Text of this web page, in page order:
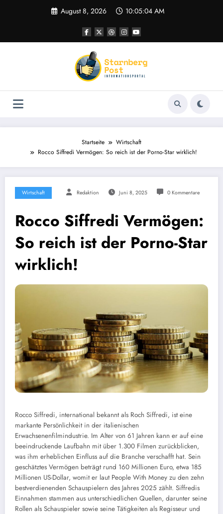
August 8, 2026 10:05:04 AM
Startseite
Wirtschaft
Rocco Siffredi Vermögen: So reich ist der Porno-Star wirklich!
Wirtschaft Redaktion Juni 8, 2025 0 Kommentare
Rocco Siffredi Vermögen:
So reich ist der Porno-Star
wirklich!
Rocco Siffredi, international bekannt als Roch Siffredi, ist eine
markante Persönlichkeit in der italienischen
Erwachsenenfilmindustrie. Im Alter von 61 Jahren kann er auf eine
beeindruckende Laufbahn mit über 1.300 Filmen zurückblicken,
was ihm erheblichen Einfluss auf die Branche verschafft hat. Sein
geschätztes Vermögen beträgt rund 160 Millionen Euro, etwa 185
Millionen US-Dollar, womit er laut People With Money zu den zehn
bestverdienenden Schauspielern des Jahres 2025 zählt. Siffredis
Einnahmen stammen aus unterschiedlichen Quellen, darunter seine
Rollen als Schauspieler sowie seine Tätigkeiten als Regisseur und